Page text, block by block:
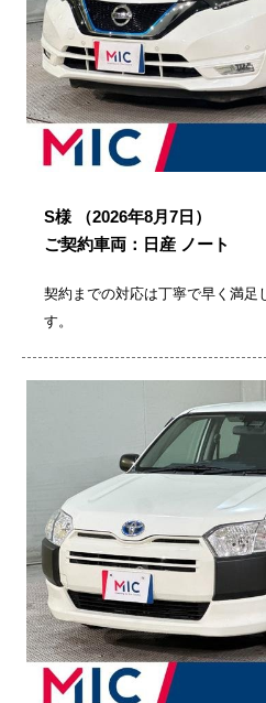
S様
（2026年8月7日）
ご契約車両：日産 ノート
契約までの対応は丁寧で早く満足
す。